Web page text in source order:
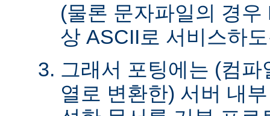
(물론 문자파일의 경
상 ASCII로 서비스하
그래서 포팅에는 (컴
열로 변환한) 서버 내